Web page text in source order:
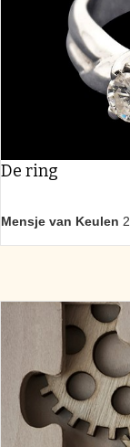
De ring
Mensje van Keulen